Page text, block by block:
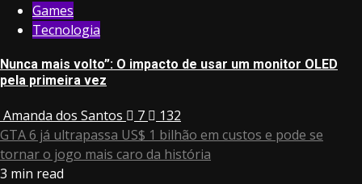
Games
Tecnologia
Nunca mais volto”: O impacto de usar um monitor OLED
pela primeira vez
Amanda dos Santos 7
132
GTA 6 já ultrapassa US$ 1 bilhão em custos e pode se
tornar o jogo mais caro da história
3 min read